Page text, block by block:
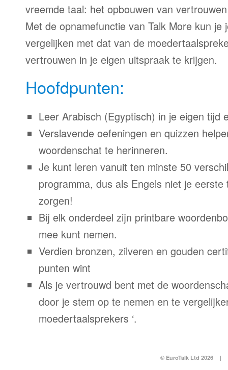
vreemde taal: het opbouwen van
Met de opnamefunctie van Talk More kun je
vergelijken met dat van de
vertrouwen in je eigen uitspraak te krijgen.
Hoofdpunten:
Leer Arabisch (Egyptisch) in je eigen tijd
Verslavende oefeningen en quizzen
woordenschat te herinneren.
Je kunt leren vanuit ten minste 50
programma, dus als Engels niet je
zorgen!
Bij elk onderdeel zijn printbare
mee kunt nemen.
Verdien bronzen, zilveren en gouden
punten wint
Als je vertrouwd bent met de
door je stem op te nemen en te
moedertaalsprekers ‘.
© EuroTalk Ltd 2026 |